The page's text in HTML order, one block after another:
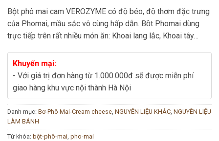
Bột phô mai cam VEROZYME có độ béo, độ thơm đặc trưng
của Phomai, mầu sắc vô cùng hấp dẫn. Bột Phomai dùng
trực tiếp trên rất nhiều món ăn: Khoai lang lắc, Khoai tây…
Khuyến mại:
- Với giá trị đơn hàng từ 1.000.000đ sẽ được miễn phí
giao hàng khu vực nội thành Hà Nội
Danh mục: Bơ-Phô Mai-Cream cheese NGUYÊN LIỆU KHÁC NGUYÊN LIỆU
LÀM BÁNH
Từ khóa: bột-phô-mai pho-mai